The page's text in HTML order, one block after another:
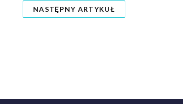
NASTĘPNY ARTYKUŁ